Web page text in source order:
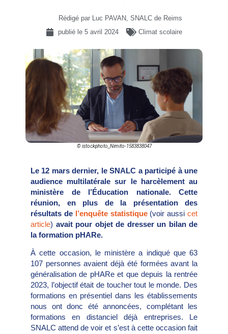
Rédigé par Luc PAVAN, SNALC de Reims
publié le 5 avril 2024 Climat scolaire
© istockphoto_Nimito-1583838047
Le 12 mars dernier, le SNALC a participé à une
audience multilatérale sur le harcèlement au
ministère de l’Éducation nationale. Cette
réunion, en plus de la présentation des
résultats de l’enquête statistique (voir aussicet
article) avait pour objet de dresser un bilan de
la formation pHARe.
À cette occasion, le ministère a indiqué que 63
107 personnes avaient déjà été formées avant la
généralisation de pHARe et que depuis la rentrée
2023, l’objectif était de toucher tout le monde. Des
formations en présentiel dans les établissements
nous ont donc été annoncées, complétant les
formations en distanciel déjà entreprises. Le
SNALC attend de voir et s’est à cette occasion fait